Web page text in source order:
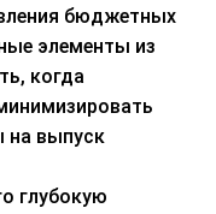
бюджетных
элементы из
когда
на выпуск
глубокую